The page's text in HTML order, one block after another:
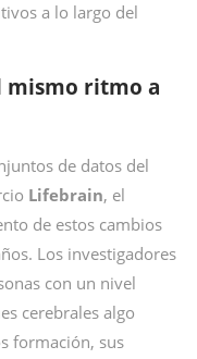
a lo largo del
mismo ritmo a
de datos del
Lifebrain, el
de estos cambios
Los investigadores
con un nivel
cerebrales algo
formación, sus